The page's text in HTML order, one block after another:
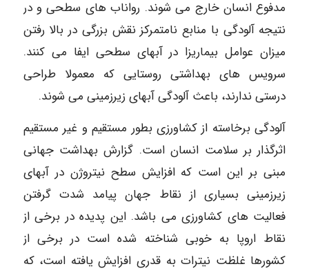
مدفوع انسان خارج می شوند. رواناب های سطحی و در
نتيجه آلودگی با منابع نامتمرکز نقش بزرگی در بالا رفتن
میزان عوامل بیماریزا در آبهای سطحی ایفا می کنند.
سرویس های بهداشتی روستایی که معمولا طراحی
درستی ندارند، باعث آلودگی آبهای زیرزمینی می شوند.
آلودگی برخاسته از کشاورزی بطور مستقیم و غیر مستقیم
اثرگذار بر سلامت انسان است. گزارش بهداشت جهانی
مبنی بر این است که افزایش سطح نیتروژن در آبهای
زیرزمینی بسیاری از نقاط جهان پیامد شدت گرفتن
فعالیت های کشاورزی می باشد. این پدیده در برخی از
نقاط اروپا به خوبی شناخته شده است در برخی از
کشورها غلظت نیترات به قدری افزایش یافته است، که